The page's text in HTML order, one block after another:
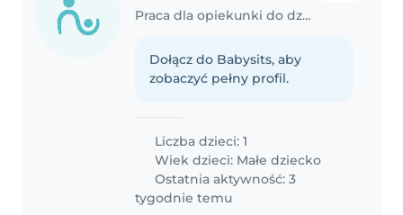
Praca dla opiekunki do dziecka w Dąbrowa Górnicza
Dołącz do Babysits, aby
zobaczyć pełny profil.
Liczba dzieci: 1
Wiek dzieci: Małe dziecko
Ostatnia aktywność: 3
tygodnie temu